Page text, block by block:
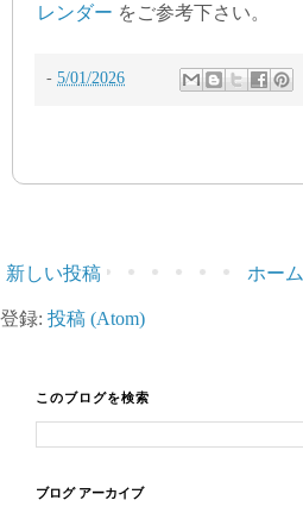
レンダー をご参考下さい。
- 5/01/2026
新しい投稿 ホーム
登録: 投稿 (Atom)
このブログを検索
ブログ アーカイブ